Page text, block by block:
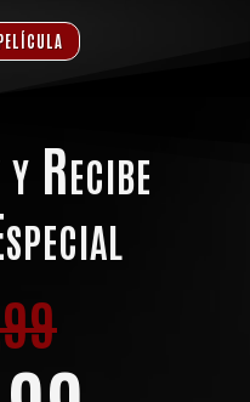
Recibe